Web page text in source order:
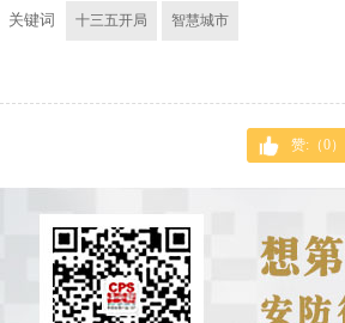
关键词 十三五开局 智慧城市
赞:（0）